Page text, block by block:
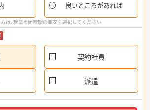
良いところがあれば
は、就業開始時期の目安を選択してください
契約社員
派遣